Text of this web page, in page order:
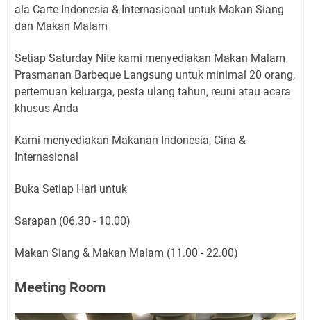
ala Carte Indonesia & Internasional untuk Makan Siang
dan Makan Malam
Setiap Saturday Nite kami menyediakan Makan Malam
Prasmanan Barbeque Langsung untuk minimal 20 orang,
pertemuan keluarga, pesta ulang tahun, reuni atau acara
khusus Anda
Kami menyediakan Makanan Indonesia, Cina &
Internasional
Buka Setiap Hari untuk
Sarapan (06.30 - 10.00)
Makan Siang & Makan Malam (11.00 - 22.00)
Meeting Room